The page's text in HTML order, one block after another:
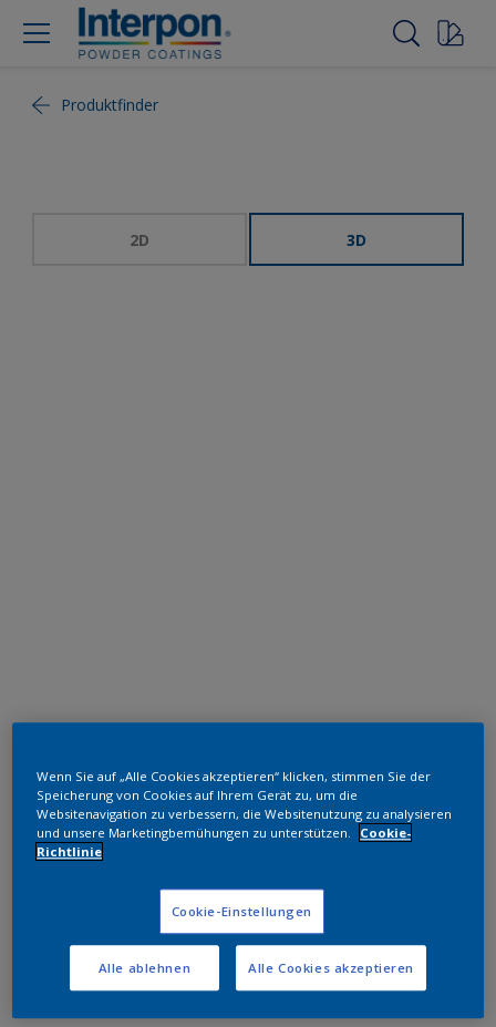
Produktfinder
2D 3D
Grey SM620 30 S2
OL223D
Muster bestellen
Bestellen Sie direkt im Webshop
Wenn Sie auf „Alle Cookies akzeptieren“ klicken, stimmen Sie der
Speicherung von Cookies auf Ihrem Gerät zu, um die
Websitenavigation zu verbessern, die Websitenutzung zu analysieren
und unsere Marketingbemühungen zu unterstützen.
Cookie-
Richtlinie
Cookie-Einstellungen
Alle ablehnen Alle Cookies akzeptieren